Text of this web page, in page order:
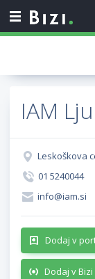
IAM
Leskoškova
01 5240044
info@iam.si
Dodaj v
Dodaj v